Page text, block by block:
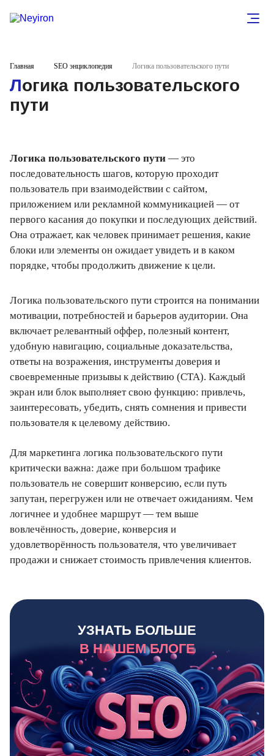
Главная SEO энциклопедия Логика пользовательского пути
Логика пользовательского
пути
Логика пользовательского пути — это
последовательность шагов, которую проходит
пользователь при взаимодействии с сайтом,
приложением или рекламной коммуникацией — от
первого касания до покупки и последующих действий.
Она отражает, как человек принимает решения, какие
блоки или элементы он ожидает увидеть и в каком
порядке, чтобы продолжить движение к цели.
Логика пользовательского пути строится на понимании
мотивации, потребностей и барьеров аудитории. Она
включает релевантный оффер, полезный контент,
удобную навигацию, социальные доказательства,
ответы на возражения, инструменты доверия и
своевременные призывы к действию (CTA). Каждый
экран или блок выполняет свою функцию: привлечь,
заинтересовать, убедить, снять сомнения и привести
пользователя к целевому действию.
Для маркетинга логика пользовательского пути
критически важна: даже при большом трафике
пользователь не совершит конверсию, если путь
запутан, перегружен или не отвечает ожиданиям. Чем
логичнее и удобнее маршрут — тем выше
вовлечённость, доверие, конверсия и
удовлетворённость пользователя, что увеличивает
продажи и снижает стоимость привлечения клиентов.
УЗНАТЬ БОЛЬШЕ
В НАШЕМ БЛОГЕ